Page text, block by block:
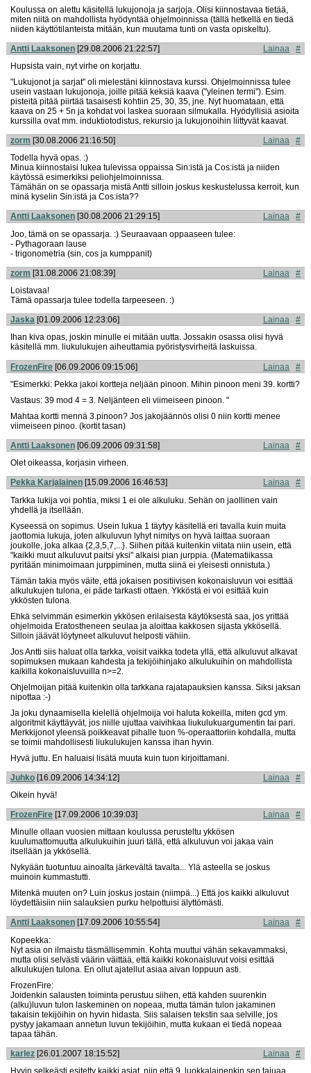
Koulussa on alettu käsitellä lukujonoja ja sarjoja. Olisi kiinnostavaa tietää,
miten niitä on mahdollista hyödyntää ohjelmoinnissa (tällä hetkellä en tiedä
niiden käyttötilanteista mitään, kun muutama tunti on vasta opiskeltu).
Antti Laaksonen [29.08.2006 21:22:57] Lainaa
#
Hupsista vain, nyt virhe on korjattu.
"Lukujonot ja sarjat" oli mielestäni kiinnostava kurssi. Ohjelmoinnissa tulee
usein vastaan lukujonoja, joille pitää keksiä kaava ("yleinen termi"). Esim.
pisteitä pitää piirtää tasaisesti kohtiin 25, 30, 35, jne. Nyt huomataan, että
kaava on 25 + 5n ja kohdat voi laskea suoraan silmukalla. Hyödyllisiä asioita
kurssilla ovat mm. induktiotodistus, rekursio ja lukujonoihin liittyvät kaavat.
zorm [30.08.2006 21:16:50] Lainaa
#
Todella hyvä opas. :)
Minua kiinnostaisi lukea tulevissa oppaissa Sin:istä ja Cos:istä ja niiden
käytössä esimerkiksi peliohjelmoinnissa.
Tämähän on se opassarja mistä Antti silloin joskus keskustelussa kerroit, kun
minä kyselin Sin:istä ja Cos:ista??
Antti Laaksonen [30.08.2006 21:29:15] Lainaa
#
Joo, tämä on se opassarja. :) Seuraavaan oppaaseen tulee:
- Pythagoraan lause
- trigonometria (sin, cos ja kumppanit)
zorm [31.08.2006 21:08:39] Lainaa
#
Loistavaa!
Tämä opassarja tulee todella tarpeeseen. :)
Jaska [01.09.2006 12:23:06] Lainaa
#
Ihan kiva opas, joskin minulle ei mitään uutta. Jossakin osassa olisi hyvä
käsitellä mm. liukulukujen aiheuttamia pyöristysvirheitä laskuissa.
FrozenFire [06.09.2006 09:15:06] Lainaa
#
"Esimerkki: Pekka jakoi kortteja neljään pinoon. Mihin pinoon meni 39. kortti?
Vastaus: 39 mod 4 = 3. Neljänteen eli viimeiseen pinoon. "
Mahtaa kortti mennä 3.pinoon? Jos jakojäännös olisi 0 niin kortti menee
viimeiseen pinoo. (kortit tasan)
Antti Laaksonen [06.09.2006 09:31:58] Lainaa
#
Olet oikeassa, korjasin virheen.
Pekka Karjalainen [15.09.2006 16:46:53] Lainaa
#
Tarkka lukija voi pohtia, miksi 1 ei ole alkuluku. Sehän on jaollinen vain
yhdellä ja itsellään.
Kyseessä on sopimus. Usein lukua 1 täytyy käsitellä eri tavalla kuin muita
jaottomia lukuja, joten alkuluvun lyhyt nimitys on hyvä laittaa suoraan
joukolle, joka alkaa {2,3,5,7,...}. Siihen pitää kuitenkin viitata niin usein, että
"kaikki muut alkuluvut paitsi yksi" alkaisi pian jurppia. (Matematiikassa
pyritään minimoimaan jurppiminen, mutta siinä ei yleisesti onnistuta.)
Tämän takia myös väite, että jokaisen positiivisen kokonaisluvun voi esittää
alkulukujen tulona, ei päde tarkasti ottaen. Ykköstä ei voi esittää kuin
ykkösten tulona.
Ehkä selvimmän esimerkin ykkösen erilaisesta käytöksestä saa, jos yrittää
ohjelmoida Eratostheneen seulaa ja aloittaa kakkosen sijasta ykkösellä.
Silloin jäävät löytyneet alkuluvut helposti vähiin.
Jos Antti siis haluat olla tarkka, voisit vaikka todeta yllä, että alkuluvut alkavat
sopimuksen mukaan kahdesta ja tekijöihinjako alkulukuihin on mahdollista
kaikilla kokonaisluvuilla n>=2.
Ohjelmoijan pitää kuitenkin olla tarkkana rajatapauksien kanssa. Siksi jaksan
nipottaa :-)
Ja joku dynaamisella kielellä ohjelmoija voi haluta kokeilla, miten gcd ym.
algoritmit käyttäyvät, jos niille ujuttaa vaivihkaa liukulukuargumentin tai pari.
Merkkijonot yleensä poikkeavat pihalle tuon %-operaattoriin kohdalla, mutta
se toimii mahdollisesti liukulukujen kanssa ihan hyvin.
Hyvä juttu. En haluaisi lisätä muuta kuin tuon kirjoittamani.
Juhko [16.09.2006 14:34:12] Lainaa
#
Oikein hyvä!
FrozenFire [17.09.2006 10:39:03] Lainaa
#
Minulle ollaan vuosien mittaan koulussa perusteltu ykkösen
kuulumattomuutta alkulukuihin juuri tällä, että alkuluvun voi jakaa vain
itsellään ja ykkösellä.
Nykyään tuotuntuu ainoalta järkevältä tavalta... Ylä asteella se joskus
muinoin kummastutti.
Mitenkä muuten on? Luin joskus jostain (niimpä...) Että jos kaikki alkuluvut
löydettäisiin niin salauksien purku helpottuisi älyttömästi.
Antti Laaksonen [17.09.2006 10:55:54] Lainaa
#
Kopeekka:
Nyt asia on ilmaistu täsmällisemmin. Kohta muuttui vähän sekavammaksi,
mutta olisi selvästi väärin väittää, että kaikki kokonaisluvut voisi esittää
alkulukujen tulona. En ollut ajatellut asiaa aivan loppuun asti.
FrozenFire:
Joidenkin salausten toiminta perustuu siihen, että kahden suurenkin
(alku)luvun tulon laskeminen on nopeaa, mutta tämän tulon jakaminen
takaisin tekijöihin on hyvin hidasta. Siis salaisen tekstin saa selville, jos
pystyy jakamaan annetun luvun tekijöihin, mutta kukaan ei tiedä nopeaa
tapaa tähän.
karlez [26.01.2007 18:15:52] Lainaa
#
Hyvin selkeästi esitetty kaikki asiat, niin että 9. luokkalainenkin sen tajuaa.